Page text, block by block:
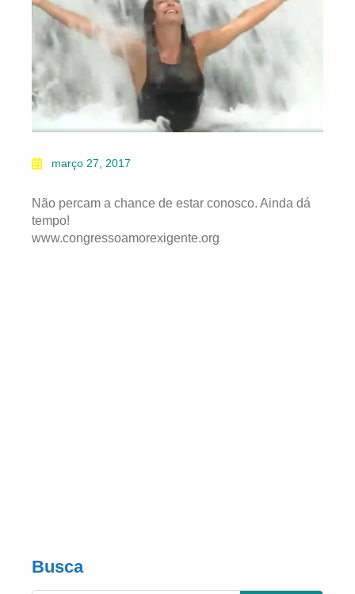
março 27, 2017
Não percam a chance de estar conosco. Ainda dá
tempo!
www.congressoamorexigente.org
Busca